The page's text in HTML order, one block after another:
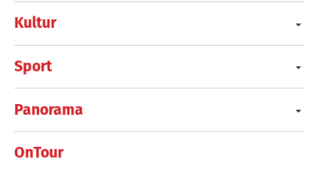
Kultur
Sport
Panorama
OnTour